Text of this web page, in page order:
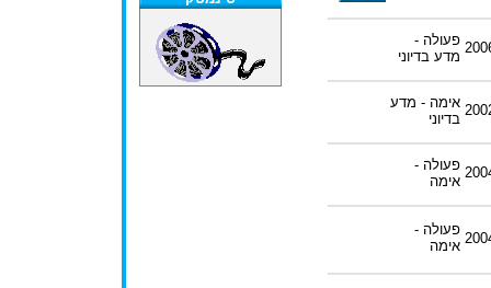
פעולה -
מדע בדיוני
אימה - מדע
בדיוני
פעולה -
אימה
פעולה -
אימה